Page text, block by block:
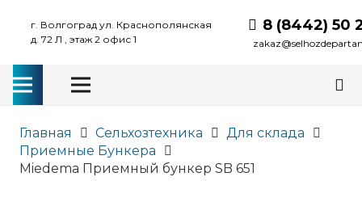
г. Волгоград ул. Краснополянская
д. 72 Л , этаж 2 офис 1
8 (8442) 50
Главная Сельхозтехника
Для склада
Приемные Бункера
Miedema Приемный бункер SB 651